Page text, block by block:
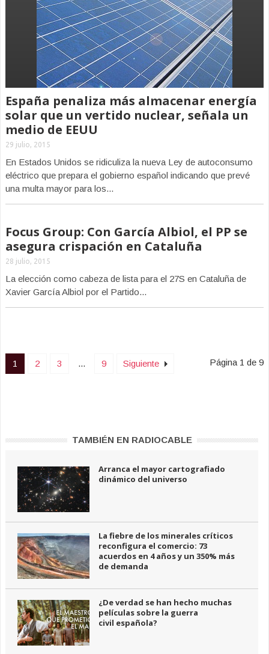
España penaliza más almacenar energía
solar que un vertido nuclear, señala un
medio de EEUU
29 julio, 2015
En Estados Unidos se ridiculiza la nueva Ley de autoconsumo
eléctrico que prepara el gobierno español indicando que prevé
una multa mayor para los...
Focus Group: Con García Albiol, el PP se
asegura crispación en Cataluña
28 julio, 2015
La elección como cabeza de lista para el 27S en Cataluña de
Xavier García Albiol por el Partido...
1 2 3 ... 9 Siguiente Página 1 de 9
TAMBIÉN EN RADIOCABLE
Arranca el mayor cartografiado
dinámico del universo
La fiebre de los minerales críticos
reconfigura el comercio: 73
acuerdos en 4 años y un 350% más
de demanda
¿De verdad se han hecho muchas
películas sobre la guerra
civil española?